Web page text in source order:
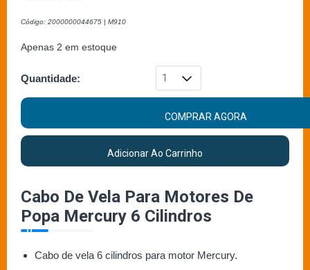
Código: 2000000044675 | M910
Apenas 2 em estoque
Quantidade:
COMPRAR AGORA
Adicionar Ao Carrinho
Cabo De Vela Para Motores De
Popa Mercury 6 Cilindros
Cabo de vela 6 cilindros para motor Mercury.